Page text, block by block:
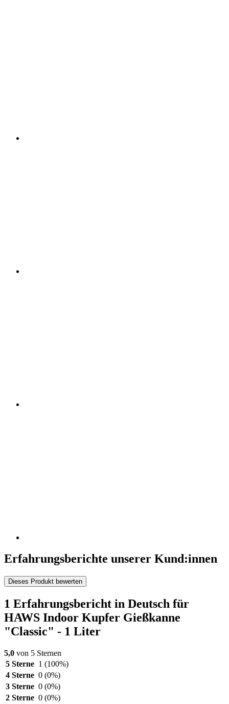
Erfahrungsberichte unserer Kund:innen
Dieses Produkt bewerten
1 Erfahrungsbericht in Deutsch für
HAWS Indoor Kupfer Gießkanne
"Classic" - 1 Liter
5,0 von 5 Sternen
5 Sterne 1 (100%)
4 Sterne 0 (0%)
3 Sterne 0 (0%)
2 Sterne 0 (0%)